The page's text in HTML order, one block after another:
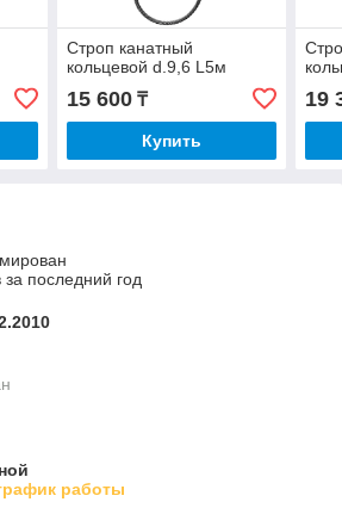
Строп канатный
кольцевой d.9,6 L5м
15 600₸
Купить
19
последний год
работы